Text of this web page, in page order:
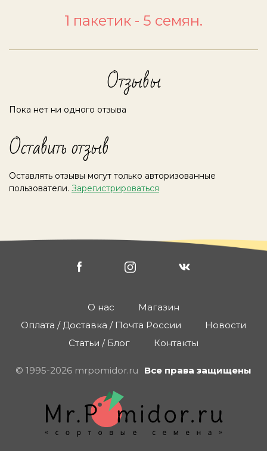
1 пакетик - 5 семян.
Отзывы
Пока нет ни одного отзыва
Оставить отзыв
Оставлять отзывы могут только авторизованные
пользователи. Зарегистрироваться
О нас
Магазин
Оплата / Доставка / Почта России
Новости
Статьи / Блог
Контакты
© 1995-2026 mrpomidor.ru Все права защищены